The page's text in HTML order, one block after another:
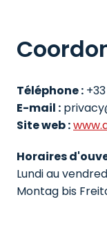
Téléphone :
E-mail :
Site web :
Horaires
Lundi au
Montag bis